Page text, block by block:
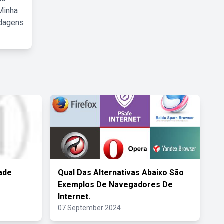
Qual Das Alternativas Abaixo São
Exemplos De Navegadores De
Internet.
07 September 2024